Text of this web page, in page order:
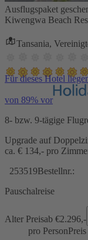
Ausflugspaket
Kiwengwa Beach
Tansania,
Für dieses Hotel
von 89% vor
8- bzw. 9-tägige
Upgrade auf
ca. € 134,- pro
253519Bestellnr.:
Pauschalreise
Alter Preisab €2.296,-
pro Person